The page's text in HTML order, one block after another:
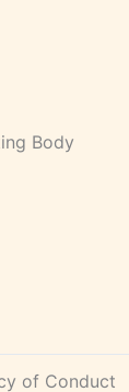
Body
of Conduct